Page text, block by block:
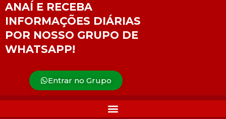
ANAÍ E RECEBA
INFORMAÇÕES DIÁRIAS
POR NOSSO GRUPO DE
WHATSAPP!
Entrar no Grupo